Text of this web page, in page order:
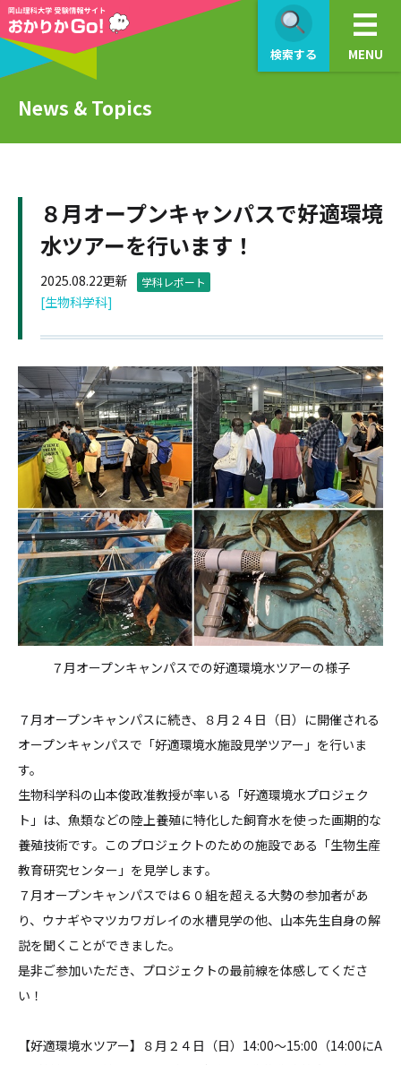
検索する MENU
News & Topics
８月オープンキャンパスで好適環境
水ツアーを行います！
2025.08.22更新 学科レポート
[生物科学科]
７月オープンキャンパスでの好適環境水ツアーの様子
７月オープンキャンパスに続き、８月２４日（日）に開催される
オープンキャンパスで「好適環境水施設見学ツアー」を行いま
す。
生物科学科の山本俊政准教授が率いる「好適環境水プロジェク
ト」は、魚類などの陸上養殖に特化した飼育水を使った画期的な
養殖技術です。このプロジェクトのための施設である「生物生産
教育研究センター」を見学します。
７月オープンキャンパスでは６０組を超える大勢の参加者があ
り、ウナギやマツカワガレイの水槽見学の他、山本先生自身の解
説を聞くことができました。
是非ご参加いただき、プロジェクトの最前線を体感してくださ
い！
【好適環境水ツアー】８月２４日（日）14:00～15:00（14:00にA